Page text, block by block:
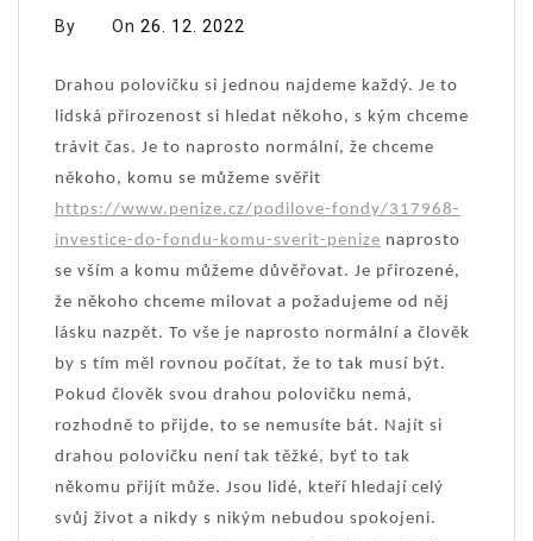
By On 26. 12. 2022
Drahou polovičku si jednou najdeme každý. Je to
lidská přirozenost si hledat někoho, s kým chceme
trávit čas. Je to naprosto normální, že chceme
někoho, komu se můžeme svěřit
https://www.penize.cz/podilove-fondy/317968-
investice-do-fondu-komu-sverit-penize naprosto
se vším a komu můžeme důvěřovat. Je přirozené,
že někoho chceme milovat a požadujeme od něj
lásku nazpět. To vše je naprosto normální a člověk
by s tím měl rovnou počítat, že to tak musí být.
Pokud člověk svou drahou polovičku nemá,
rozhodně to přijde, to se nemusíte bát. Najít si
drahou polovičku není tak těžké, byť to tak
někomu přijít může. Jsou lidé, kteří hledají celý
svůj život a nikdy s nikým nebudou spokojeni.